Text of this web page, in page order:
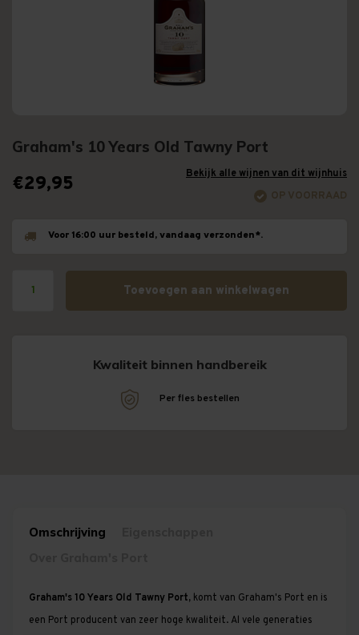
Graham's 10 Years Old Tawny Port
€29,95
Bekijk alle wijnen van dit wijnhuis
OP VOORRAAD
Voor 16:00 uur besteld, vandaag verzonden*.
Toevoegen aan winkelwagen
Kwaliteit binnen handbereik
Per fles bestellen
Omschrijving
Graham's 10 Years Old Tawny Port, komt van Graham's Port en is
een Port producent van zeer hoge kwaliteit. Al vele generaties